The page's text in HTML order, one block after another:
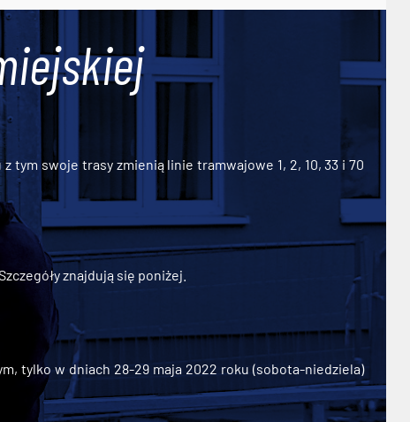
tym swoje trasy zmienią linie tramwajowe 1, 2, 10, 33 i 70
znajdują się poniżej.
tylko w dniach 28-29 maja 2022 roku (sobota-niedziela)